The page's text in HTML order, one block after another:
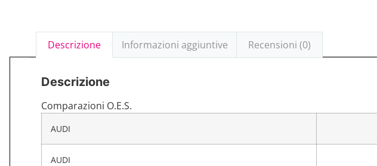
Descrizione Informazioni aggiuntive Recensioni (0)
Descrizione
Comparazioni O.E.S.
AUDI
AUDI